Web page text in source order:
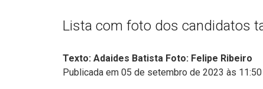
Lista com foto dos candidatos
Texto: Adaides Batista Foto: Felipe Ribeiro
Publicada em 05 de setembro de 2023 às 11:50